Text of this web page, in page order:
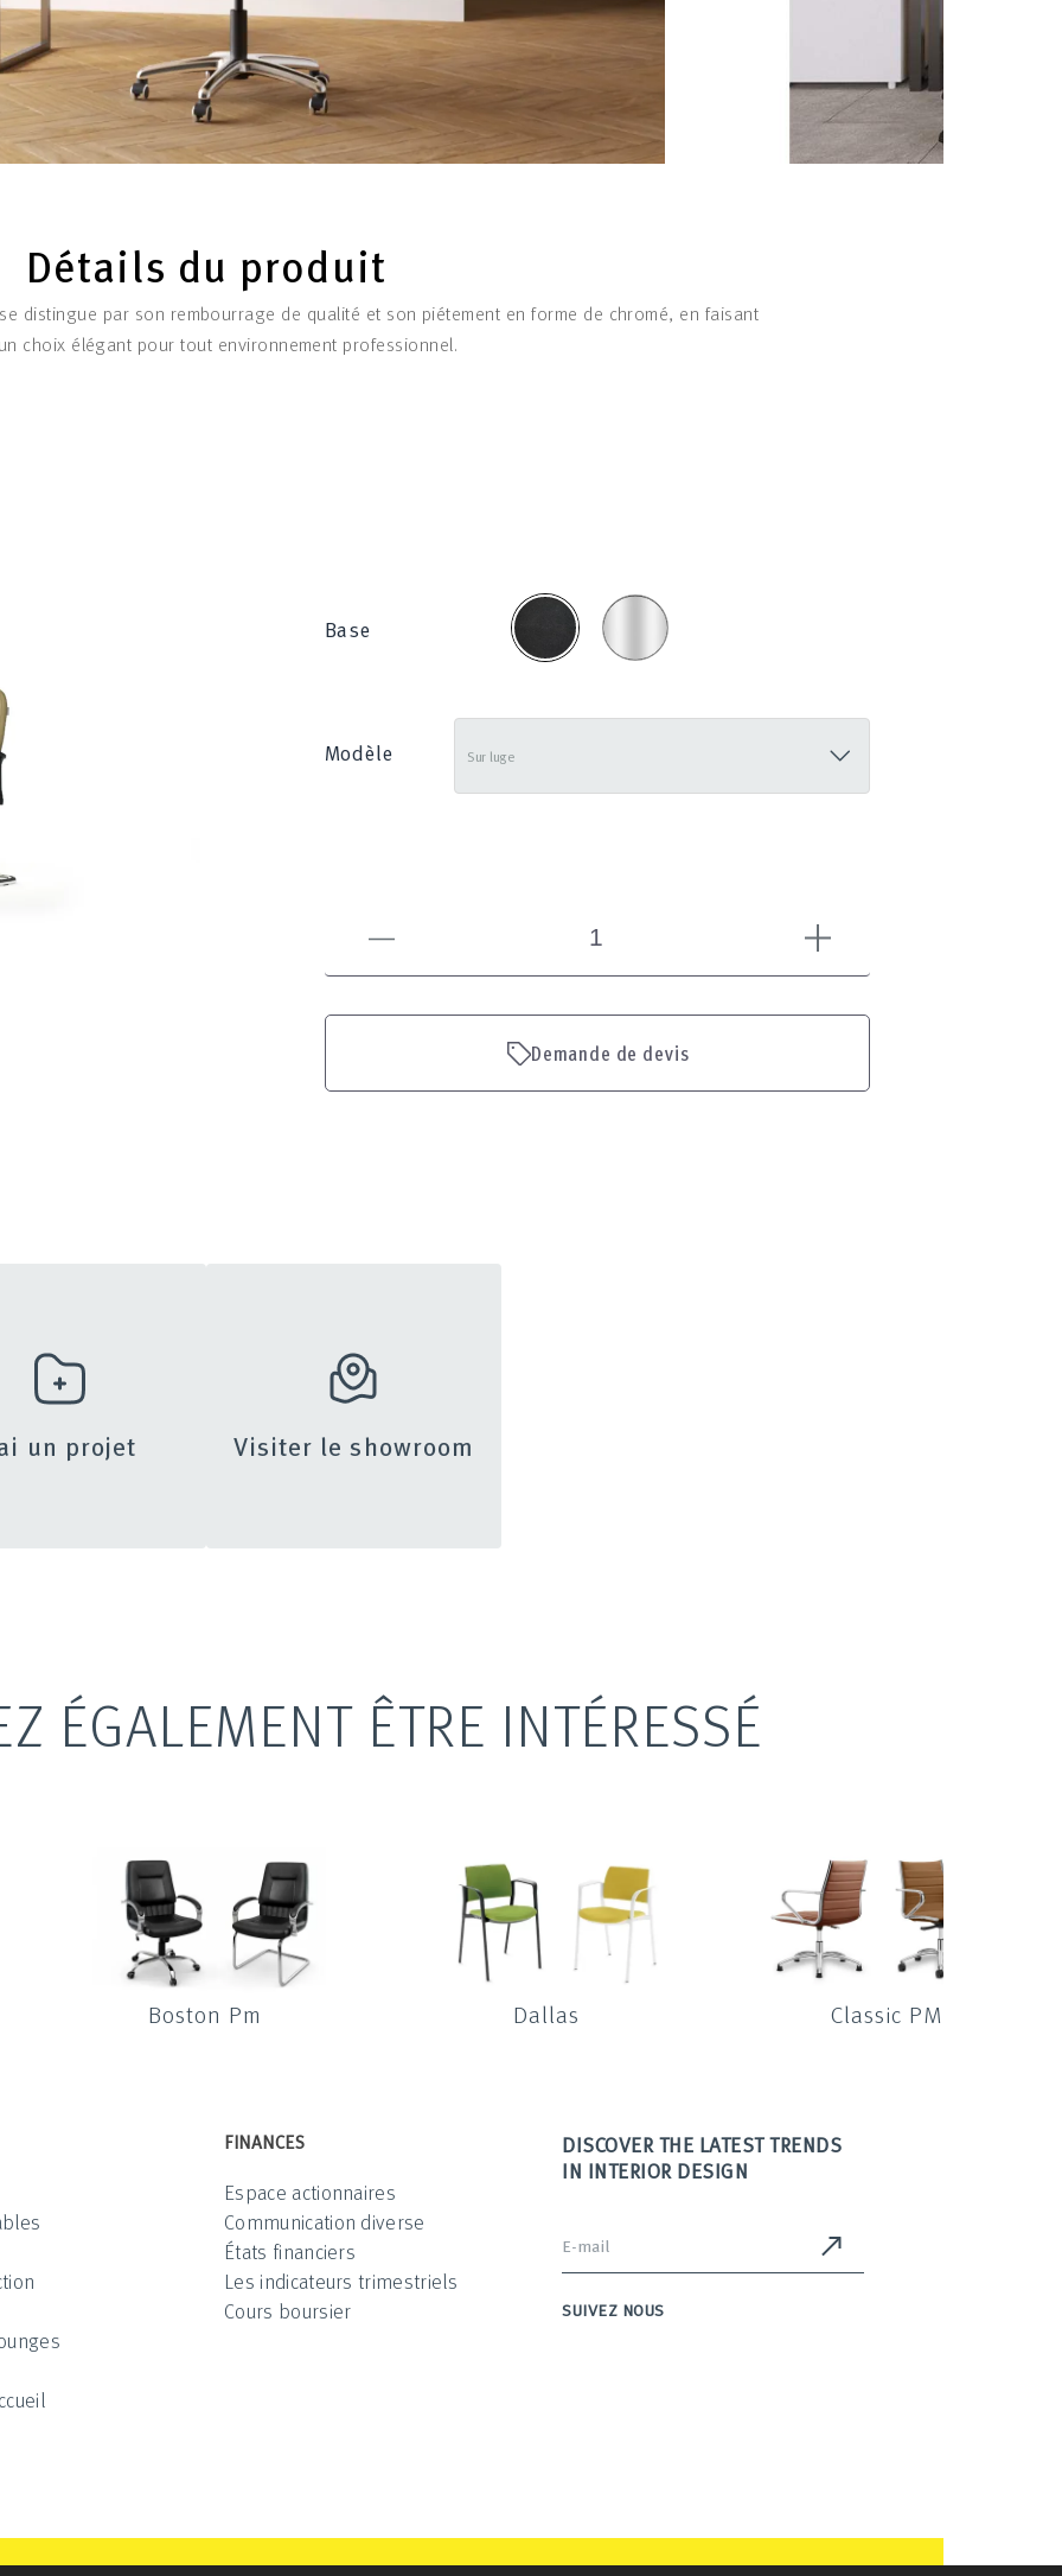
Détails du produit
distingue par son rembourrage de qualité et son piétement en forme de chromé, en faisant
choix élégant pour tout environnement professionnel.
Base
Noire Chromée
Modèle
Demande de devis
un projet Visiter le showroom
ÉGALEMENT ÊTRE INTÉRESSÉ
Boston Pm Dallas Classic PM
FINANCES
Espace actionnaires
Communication diverse
États financiers
Les indicateurs trimestriels
Cours boursier
DISCOVER THE LATEST TRENDS
IN INTERIOR DESIGN
SUIVEZ NOUS